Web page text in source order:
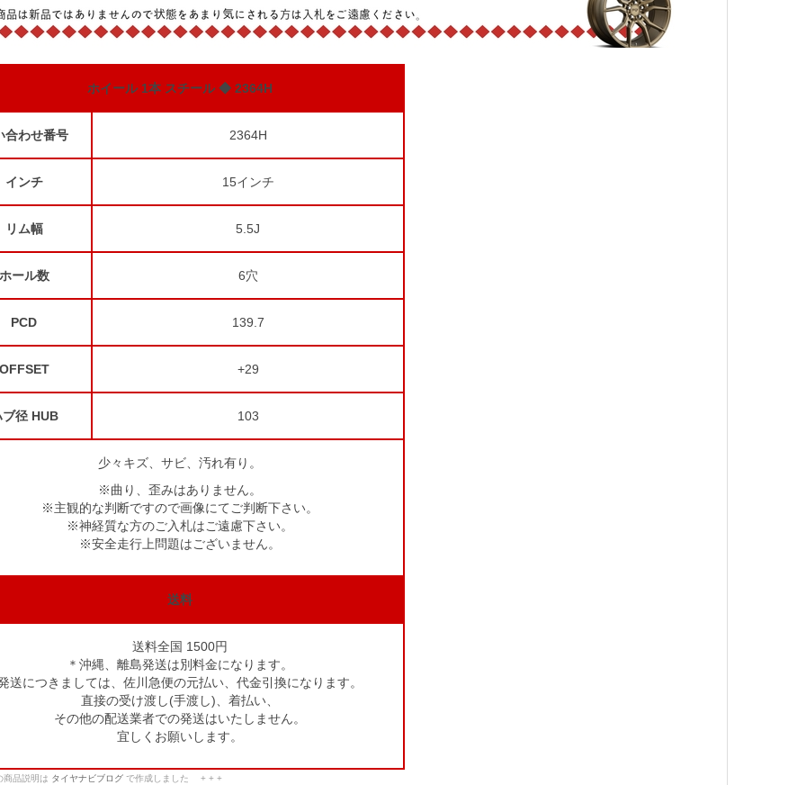
ホイール 1本 スチール◆ 2364H
合わせ番号 2364H
インチ 15インチ
リム幅 5.5J
ール数 6穴
PCD 139.7
+29
ブ径 HUB 103
少々キズ、サビ、汚れ有り。
※曲り、歪みはありません。
※主観的な判断ですので画像にてご判断下さい。
※神経質な方のご入札はご遠慮下さい。
※安全走行上問題はございません。
送料
送料全国 1500円
＊沖縄、離島発送は別料金になります。
送につきましては、佐川急便の元払い、代金引換になります。
直接の受け渡し(手渡し)、着払い、
その他の配送業者での発送はいたしません。
宜しくお願いします。
品説明は タイヤナビブログ で作成しました + + +